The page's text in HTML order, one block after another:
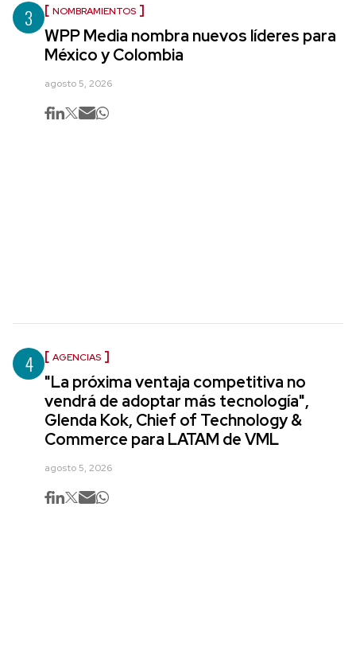
3 NOMBRAMIENTOS
WPP Media nombra nuevos líderes para
México y Colombia
agosto 5, 2026
4 AGENCIAS
"La próxima ventaja competitiva no
vendrá de adoptar más tecnología",
Glenda Kok, Chief of Technology &
Commerce para LATAM de VML
agosto 5, 2026